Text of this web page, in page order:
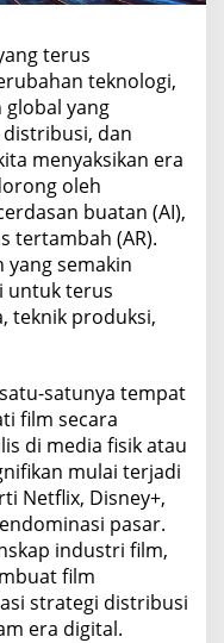
terus
teknologi,
global yang
dan
menyaksikan era
oleh
buatan (AI),
tertambah (AR).
semakin
untuk terus
teknik produksi,
satunya tempat
film secara
di media fisik atau
mulai terjadi
Netflix, Disney+,
pasar.
industri film,
film
strategi distribusi
era digital.